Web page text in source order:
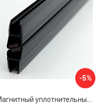
-5%